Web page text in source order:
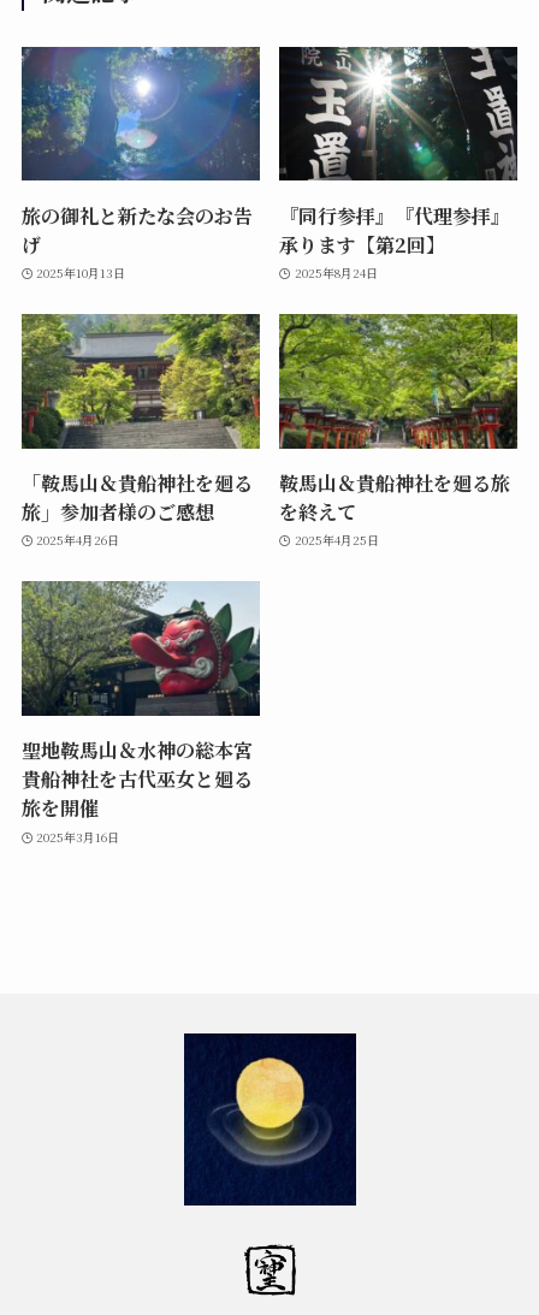
旅の御礼と新たな会のお告
げ
2025年10月13日
『同行参拝』『代理参拝』
承ります【第2回】
2025年8月24日
「鞍馬山＆貴船神社を廻る
旅」参加者様のご感想
2025年4月26日
鞍馬山＆貴船神社を廻る旅
を終えて
2025年4月25日
聖地鞍馬山＆水神の総本宮
貴船神社を古代巫女と廻る
旅を開催
2025年3月16日